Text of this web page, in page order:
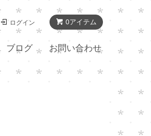
0アイテム
ログイン
ブログ お問い合わせ